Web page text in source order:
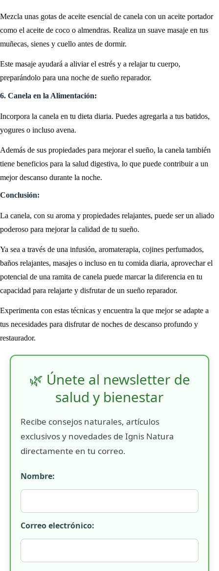
Mezcla unas gotas de aceite esencial de canela con un aceite portador
como el aceite de coco o almendras. Realiza un suave masaje en tus
muñecas, sienes y cuello antes de dormir.
Este masaje ayudará a aliviar el estrés y a relajar tu cuerpo,
preparándolo para una noche de sueño reparador.
6. Canela en la Alimentación:
Incorpora la canela en tu dieta diaria. Puedes agregarla a tus batidos,
yogures o incluso avena.
Además de sus propiedades para mejorar el sueño, la canela también
tiene beneficios para la salud digestiva, lo que puede contribuir a un
mejor descanso durante la noche.
Conclusión:
La canela, con su aroma y propiedades relajantes, puede ser un aliado
poderoso para mejorar la calidad de tu sueño.
Ya sea a través de una infusión, aromaterapia, cojines perfumados,
baños relajantes, masajes o incluso en tu comida diaria, aprovechar el
potencial de una ramita de canela puede marcar la diferencia en tu
capacidad para relajarte y disfrutar de un sueño reparador.
Experimenta con estas técnicas y encuentra la que mejor se adapte a
tus necesidades para disfrutar de noches de descanso profundo y
restaurador.
🌿 Únete al newsletter de
salud y bienestar
Recibe consejos naturales, artículos
exclusivos y novedades de Ignis Natura
directamente en tu correo.
Nombre:
Correo electrónico: